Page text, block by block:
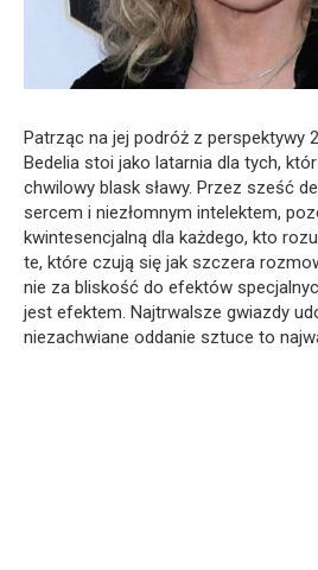
Patrząc na jej podróż z perspektywy
Bedelia stoi jako latarnia dla tych,
chwilowy blask sławy. Przez sześć
sercem i niezłomnym intelektem,
kwintesencjalną dla każdego, kto
te, które czują się jak szczera
nie za bliskość do efektów
jest efektem. Najtrwalsze gwiazdy
niezachwiane oddanie sztuce to